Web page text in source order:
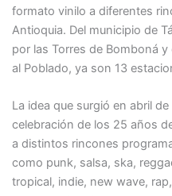
formato vinilo a diferentes
Antioquia. Del municipio de
por las Torres de Bomboná
al Poblado, ya son 13
La idea que surgió en abril
celebración de los 25 años
a distintos rincones
como punk, salsa, ska,
tropical, indie, new wave,